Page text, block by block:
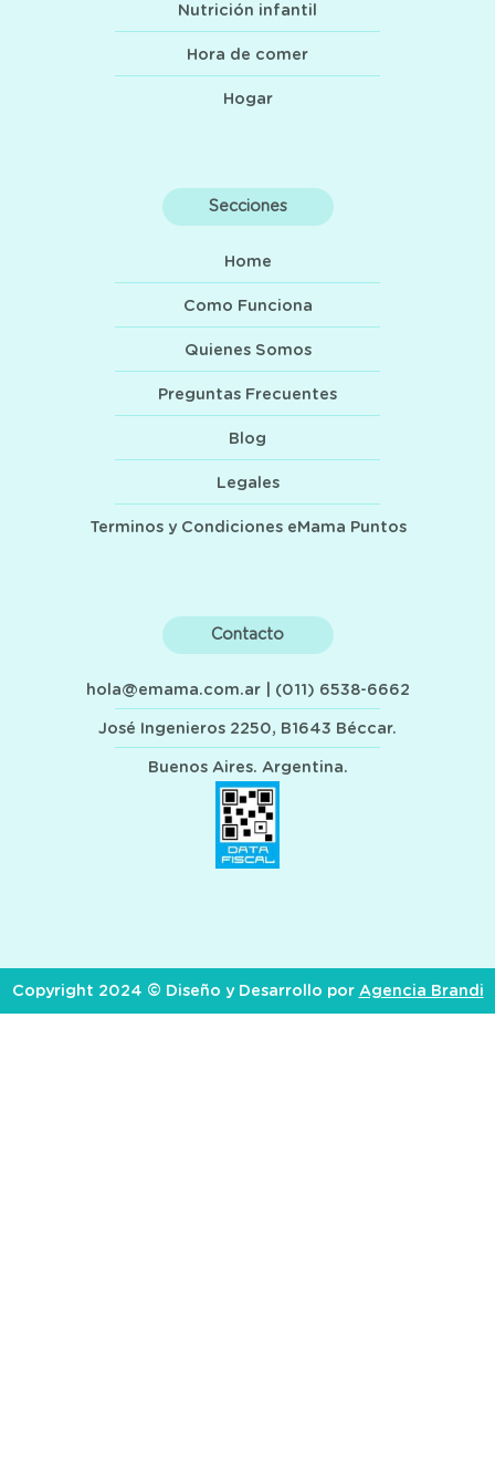
Nutrición infantil
Hora de comer
Hogar
Secciones
Home
Como Funciona
Quienes Somos
Preguntas Frecuentes
Blog
Legales
Terminos y Condiciones eMama Puntos
Contacto
hola@emama.com.ar| (011) 6538-6662
José Ingenieros 2250, B1643 Béccar.
Buenos Aires. Argentina.
Copyright 2024 © Diseño y Desarrollo por Agencia Brandi